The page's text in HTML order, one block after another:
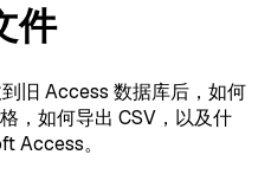
件
旧 Access 数据库后，如何
，如何导出 CSV，以及什
Access。